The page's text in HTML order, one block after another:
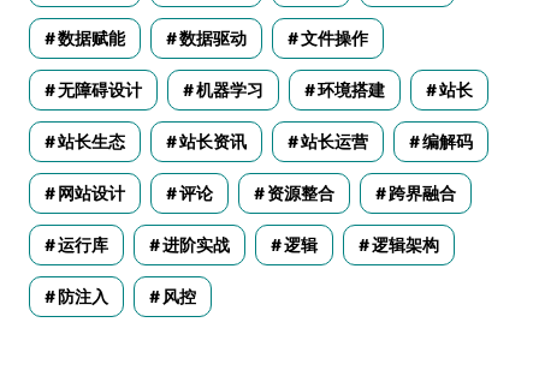
数据赋能 数据驱动 文件操作
无障碍设计 机器学习 环境搭建 站长
站长生态 站长资讯 站长运营 编解码
网站设计 评论 资源整合 跨界融合
运行库 进阶实战 逻辑 逻辑架构
防注入 风控